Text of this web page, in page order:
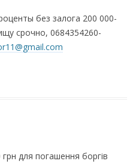
без залога 200 000-
срочно, 0684354260-
для погашення боргів